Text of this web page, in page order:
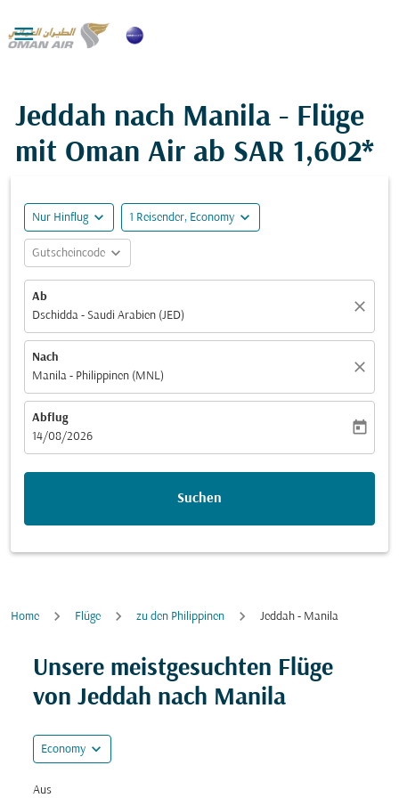

Jeddah nach Manila - Flüge
mit Oman Air ab SAR 1,602*
Nur Hinflug expand_more 1 Reisender, Economy expand_more
Gutscheincode expand_more
Ab
Dschidda - Saudi Arabien (JED)
close
Nach
Manila - Philippinen (MNL)
close
Abflug
fc-booking-departure-date-aria-label
14/08/2026
today
Suchen
Home Flüge zu den Philippinen Jeddah - Manila
Unsere meistgesuchten Flüge
von Jeddah nach Manila
Economy expand_more
Aus